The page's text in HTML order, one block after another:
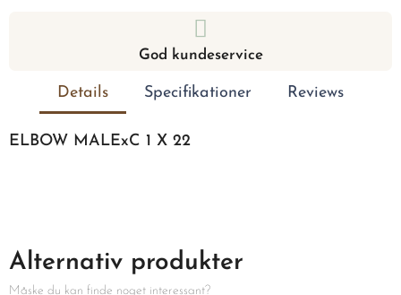
God kundeservice
Details Specifikationer Reviews
ELBOW MALExC 1 X 22
Alternativ produkter
Måske du kan finde noget interessant?